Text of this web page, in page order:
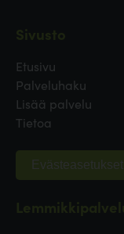
Etusivu
Palveluhaku
Lisää palvelu
Tietoa
Evästeasetukset